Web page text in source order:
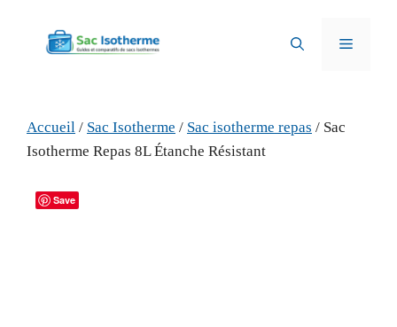
contenu
Menu
Accueil / Sac Isotherme / Sac isotherme repas / Sac
Isotherme Repas 8L Étanche Résistant
Save